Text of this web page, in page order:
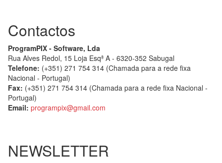
Contactos
ProgramPIX - Software, Lda
Rua Alves Redol, 15 Loja Esqª A - 6320-352 Sabugal
Telefone: (+351) 271 754 314 (Chamada para a rede fixa
Nacional - Portugal)
Fax: (+351) 271 754 314 (Chamada para a rede fixa Nacional -
Portugal)
Email: programpix@gmail.com
NEWSLETTER